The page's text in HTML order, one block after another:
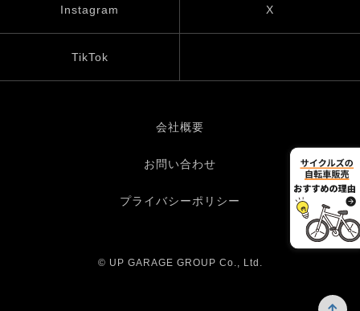
Instagram X
TikTok
会社概要
お問い合わせ
プライバシーポリシー
© UP GARAGE GROUP Co., Ltd.